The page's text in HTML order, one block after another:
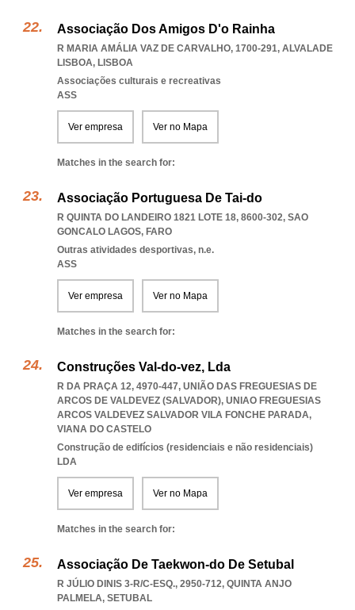
Associação Dos Amigos D'o Rainha
R MARIA AMÁLIA VAZ DE CARVALHO, 1700-291, ALVALADE
LISBOA, LISBOA
Associações culturais e recreativas
ASS
Ver empresa Ver no Mapa
Matches in the search for:
Associação Portuguesa De Tai-do
R QUINTA DO LANDEIRO 1821 LOTE 18, 8600-302, SAO
GONCALO LAGOS, FARO
Outras atividades desportivas, n.e.
ASS
Ver empresa Ver no Mapa
Matches in the search for:
Construções Val-do-vez, Lda
R DA PRAÇA 12, 4970-447, UNIÃO DAS FREGUESIAS DE
ARCOS DE VALDEVEZ (SALVADOR), UNIAO FREGUESIAS
ARCOS VALDEVEZ SALVADOR VILA FONCHE PARADA,
VIANA DO CASTELO
Construção de edifícios (residenciais e não residenciais)
LDA
Ver empresa Ver no Mapa
Matches in the search for:
Associação De Taekwon-do De Setubal
R JÚLIO DINIS 3-R/C-ESQ., 2950-712, QUINTA ANJO
PALMELA, SETUBAL